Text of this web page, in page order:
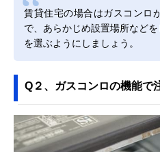
賃貸住宅の場合はガスコンロ
で、あらかじめ設置場所など
を選ぶようにしましょう。
Q２、ガスコンロの機能で